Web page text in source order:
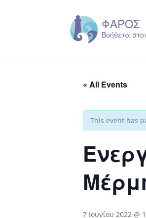
« All Events
This event has
7 Ιουνίου 2022 @